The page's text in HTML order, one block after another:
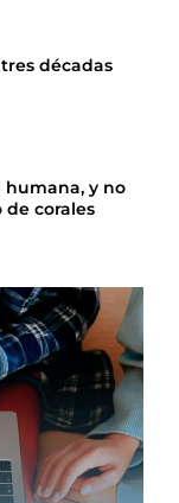
décadas
y no
corales